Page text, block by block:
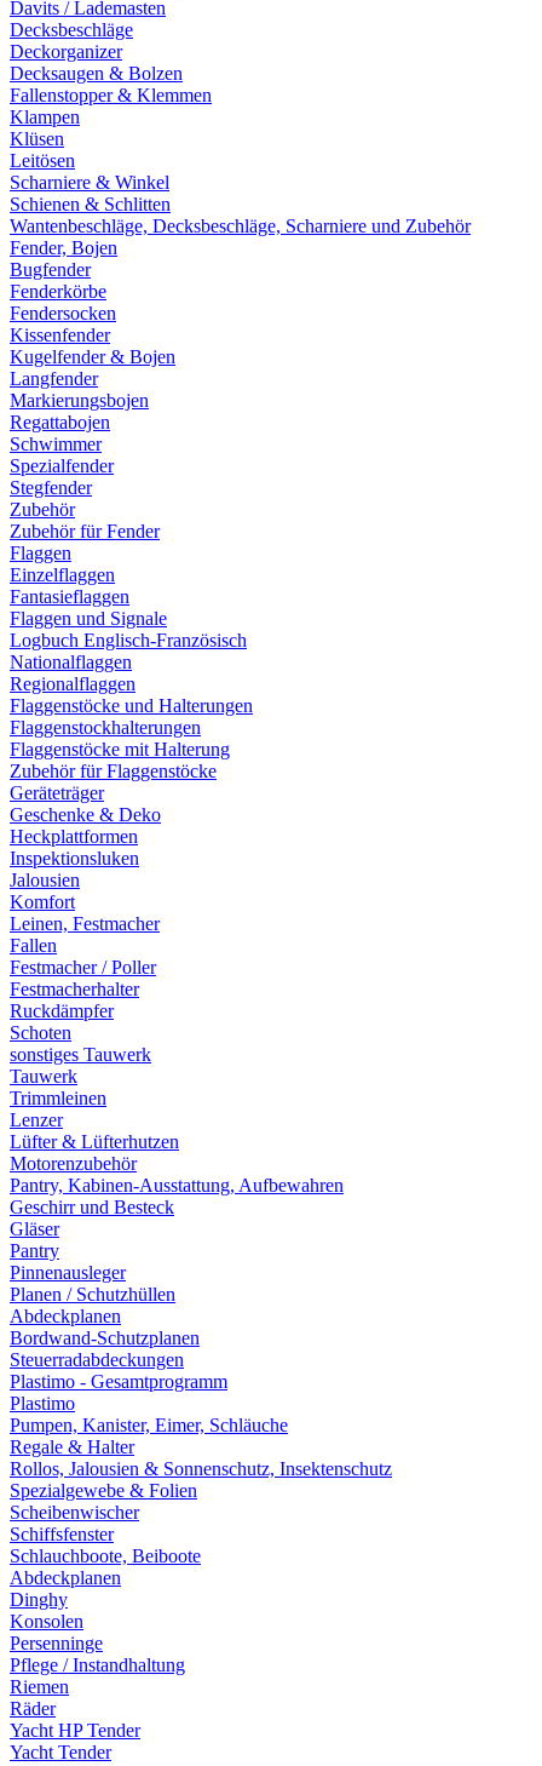
Davits / Lademasten
Decksbeschläge
Deckorganizer
Decksaugen & Bolzen
Fallenstopper & Klemmen
Klampen
Klüsen
Leitösen
Scharniere & Winkel
Schienen & Schlitten
Wantenbeschläge, Decksbeschläge, Scharniere und Zubehör
Fender, Bojen
Bugfender
Fenderkörbe
Fendersocken
Kissenfender
Kugelfender & Bojen
Langfender
Markierungsbojen
Regattabojen
Schwimmer
Spezialfender
Stegfender
Zubehör
Zubehör für Fender
Flaggen
Einzelflaggen
Fantasieflaggen
Flaggen und Signale
Logbuch Englisch-Französisch
Nationalflaggen
Regionalflaggen
Flaggenstöcke und Halterungen
Flaggenstockhalterungen
Flaggenstöcke mit Halterung
Zubehör für Flaggenstöcke
Geräteträger
Geschenke & Deko
Heckplattformen
Inspektionsluken
Jalousien
Komfort
Leinen, Festmacher
Fallen
Festmacher / Poller
Festmacherhalter
Ruckdämpfer
Schoten
sonstiges Tauwerk
Tauwerk
Trimmleinen
Lenzer
Lüfter & Lüfterhutzen
Motorenzubehör
Pantry, Kabinen-Ausstattung, Aufbewahren
Geschirr und Besteck
Gläser
Pantry
Pinnenausleger
Planen / Schutzhüllen
Abdeckplanen
Bordwand-Schutzplanen
Steuerradabdeckungen
Plastimo - Gesamtprogramm
Plastimo
Pumpen, Kanister, Eimer, Schläuche
Regale & Halter
Rollos, Jalousien & Sonnenschutz, Insektenschutz
Spezialgewebe & Folien
Scheibenwischer
Schiffsfenster
Schlauchboote, Beiboote
Abdeckplanen
Dinghy
Konsolen
Persenninge
Pflege / Instandhaltung
Riemen
Räder
Yacht HP Tender
Yacht Tender